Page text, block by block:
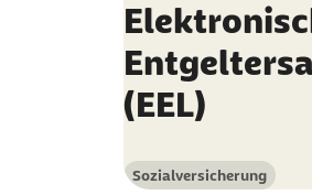
(EEL)
Kategorie
Sozialversicherung